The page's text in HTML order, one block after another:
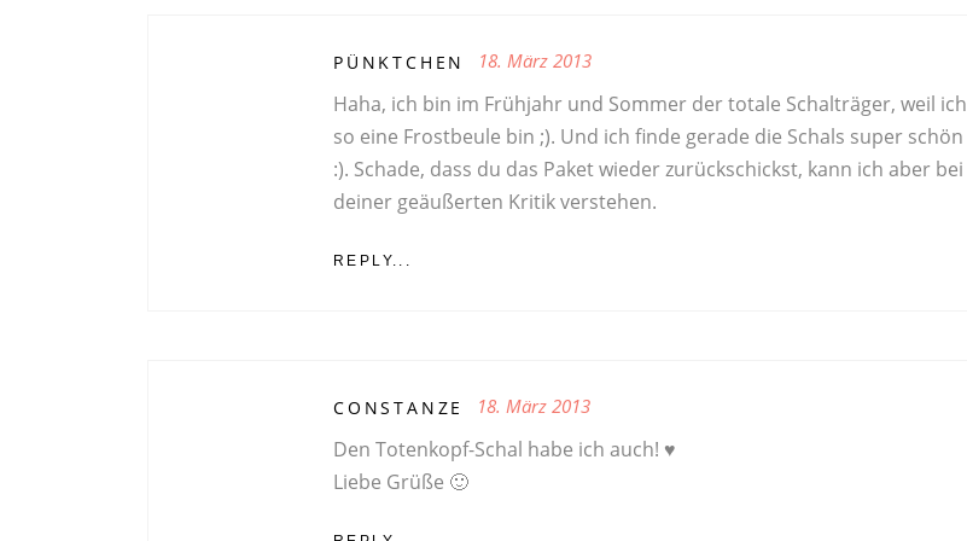
PÜNKTCHEN 18. März 2013
Haha, ich bin im Frühjahr und Sommer der totale Schalträger, weil ich
so eine Frostbeule bin ;). Und ich finde gerade die Schals super schön
:). Schade, dass du das Paket wieder zurückschickst, kann ich aber bei
deiner geäußerten Kritik verstehen.
REPLY...
CONSTANZE 18. März 2013
Den Totenkopf-Schal habe ich auch! ♥
Liebe Grüße 🙂